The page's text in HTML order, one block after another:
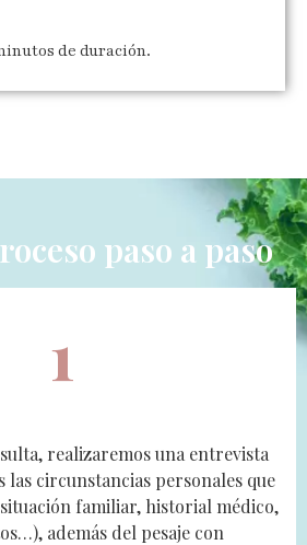
de duración.
paso a paso
1
realizaremos una entrevista
las circunstancias personales que
familiar, historial médico,
además del pesaje con